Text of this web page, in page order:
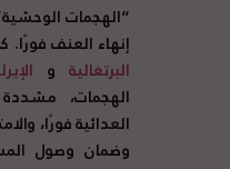
“الهجمات
إنهاء العنف فورًا.
البرتغالية و
الهجمات،
العدائية فورًا،
وضمان وصول